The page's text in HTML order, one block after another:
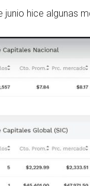
junio hice algunas